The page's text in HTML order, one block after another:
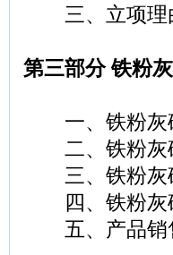
三、立项理
第三部分 铁粉
一、铁粉灰
二、铁粉灰
三、铁粉灰
四、铁粉灰
五、产品销